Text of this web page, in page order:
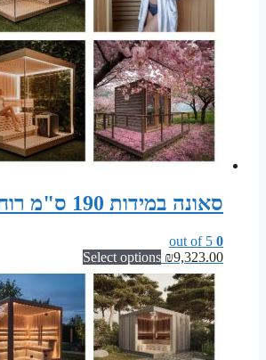
סאונה במידות 190 ס"מ רוחב x 170 ס"מ עומק x 200 ס"מ גובה ערכת רכיבים לסאונה פינית
0
₪9,323.00
Select options